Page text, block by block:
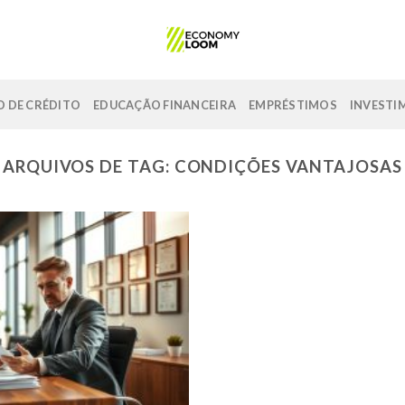
DE CRÉDITO EDUCAÇÃO FINANCEIRA EMPRÉSTIMOS
ARQUIVOS DE TAG: CONDIÇÕES VANTAJOSAS